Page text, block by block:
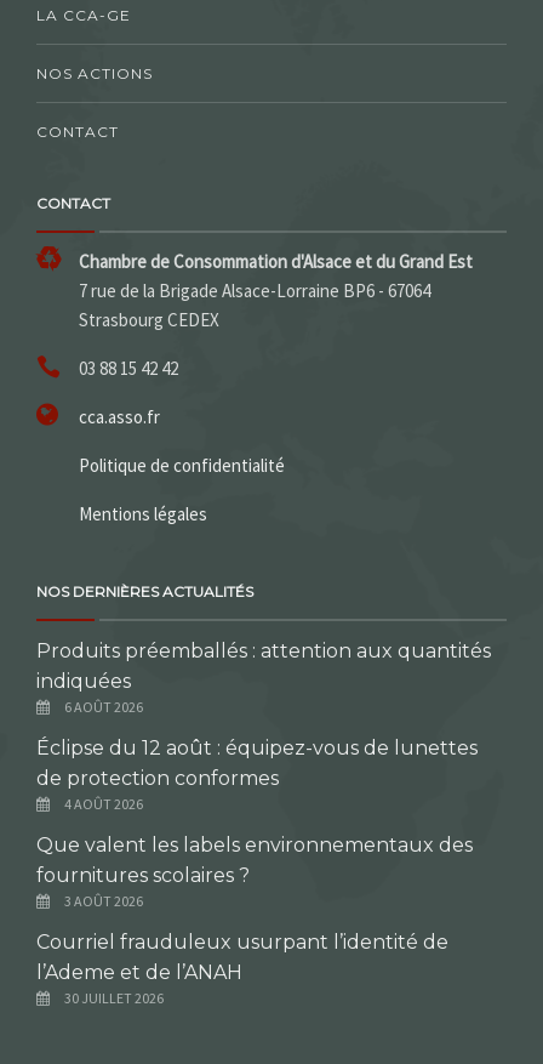
LA CCA-GE
NOS ACTIONS
CONTACT
CONTACT
Chambre de Consommation d'Alsace et du Grand Est
7 rue de la Brigade Alsace-Lorraine BP6 - 67064
Strasbourg CEDEX
03 88 15 42 42
cca.asso.fr
Politique de confidentialité
Mentions légales
NOS DERNIÈRES ACTUALITÉS
Produits préemballés : attention aux quantités
indiquées
6 AOÛT 2026
Éclipse du 12 août : équipez-vous de lunettes
de protection conformes
4 AOÛT 2026
Que valent les labels environnementaux des
fournitures scolaires ?
3 AOÛT 2026
Courriel frauduleux usurpant l’identité de
l’Ademe et de l’ANAH
30 JUILLET 2026